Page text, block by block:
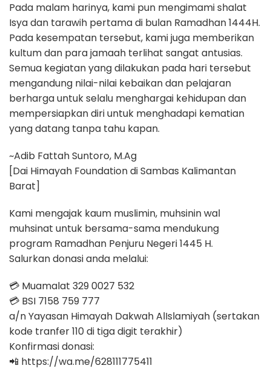
Pada malam harinya, kami pun mengimami shalat
Isya dan tarawih pertama di bulan Ramadhan 1444H.
Pada kesempatan tersebut, kami juga memberikan
kultum dan para jamaah terlihat sangat antusias.
Semua kegiatan yang dilakukan pada hari tersebut
mengandung nilai-nilai kebaikan dan pelajaran
berharga untuk selalu menghargai kehidupan dan
mempersiapkan diri untuk menghadapi kematian
yang datang tanpa tahu kapan.
~Adib Fattah Suntoro, M.Ag
[Dai Himayah Foundation di Sambas Kalimantan
Barat]
Kami mengajak kaum muslimin, muhsinin wal
muhsinat untuk bersama-sama mendukung
program Ramadhan Penjuru Negeri 1445 H.
Salurkan donasi anda melalui:
💳 Muamalat 329 0027 532
💳 BSI 7158 759 777
a/n Yayasan Himayah Dakwah AlIslamiyah (sertakan
kode tranfer 110 di tiga digit terakhir)
Konfirmasi donasi:
📲 https://wa.me/628111775411